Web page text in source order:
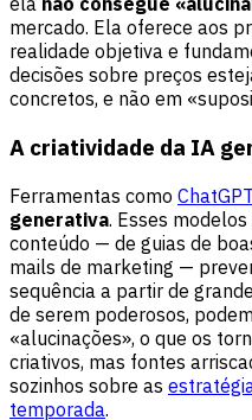
mercado. Ela oferece aos
realidade objetiva e
decisões sobre preços
concretos, e não em
A criatividade da IA
Ferramentas como
generativa. Esses
conteúdo — de guias de
mails de marketing —
sequência a partir de
de serem poderosos,
«alucinações», o que os
criativos, mas fontes
sozinhos sobre as
temporada.